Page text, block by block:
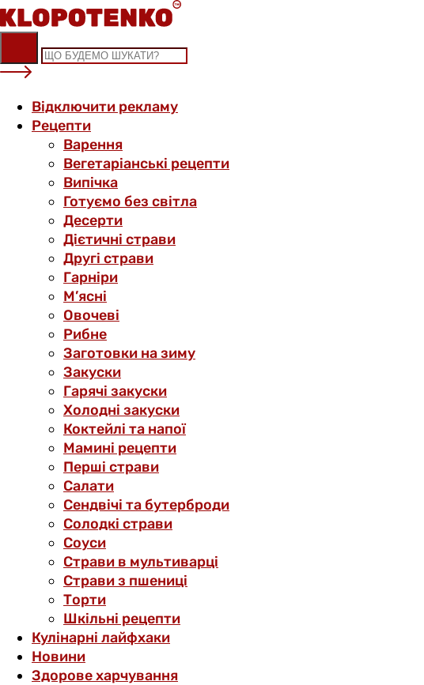
Skip
to
content
Відключити рекламу
Рецепти
Варення
Вегетаріанські рецепти
Випічка
Готуємо без світла
Десерти
Дієтичні страви
Другі страви
Гарніри
М’ясні
Овочеві
Рибне
Заготовки на зиму
Закуски
Гарячі закуски
Холодні закуски
Коктейлі та напої
Мамині рецепти
Перші страви
Салати
Сендвічі та бутерброди
Солодкі страви
Соуси
Страви в мультиварці
Страви з пшениці
Торти
Шкільні рецепти
Кулінарні лайфхаки
Новини
Здорове харчування